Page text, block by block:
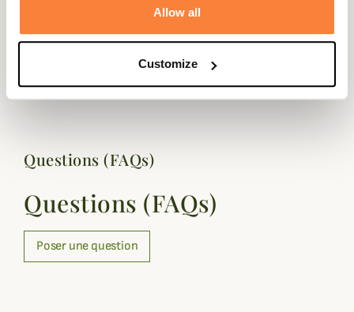
Allow all
Customize
80% Coton, 20% Lin
Matière Coton, Lin
Questions (FAQs)
Questions (FAQs)
Poser une question